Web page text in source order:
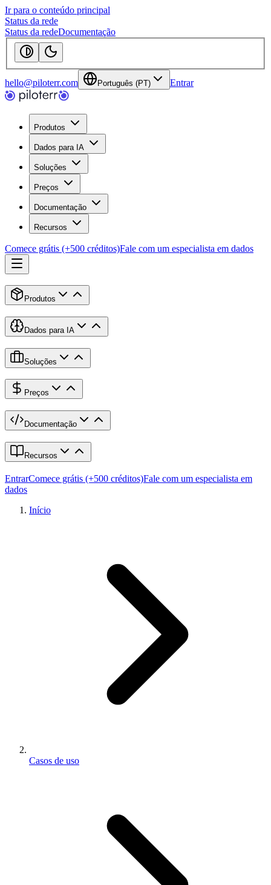
Ir para o conteúdo principal
Status da rede
Status da redeDocumentação
hello@piloterr.com Português (PT) Entrar
Produtos
Dados para IA
Soluções
Preços
Documentação
Recursos
Comece grátis (+500 créditos)Fale com um especialista em dados
Produtos
Dados para IA
Soluções
Preços
Documentação
Recursos
EntrarComece grátis (+500 créditos)Fale com um especialista em
dados
Início
Casos de uso